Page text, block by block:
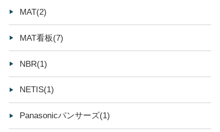
MAT(2)
MAT看板(7)
NBR(1)
NETIS(1)
Panasonicパンサーズ(1)